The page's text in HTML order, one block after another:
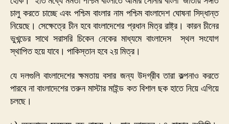
চালু করতে চাচ্ছে এবং পশ্চিম বাংলার নাম পশ্চিম বাংলাদেশ ঘোষনা সিদ্ধান্ত
নিয়েছে। সেক্ষেত্রে চীন হবে বাংলাদেশের প্রধান মিত্র রাষ্ট্র। কারন চীনের
ভুখন্ডের সাথে সরাসরি চিকেন নেকের মাধ্যমে বাংলাদেস স্থল সংযোগ
স্থাপিত হয়ে যাবে। পাকিস্তান হবে ২য় মিত্র।
যে দলগুলি বাংলাদেশের ক্ষমতায় বসার জন্য উদগ্রীব তারা কল্পনাও করতে
পারবে না বাংলাদেশের তরুন মাস্টার মাইন্ড কত বিশাল ছক হাতে নিয়ে এগিয়ে
চলছে।